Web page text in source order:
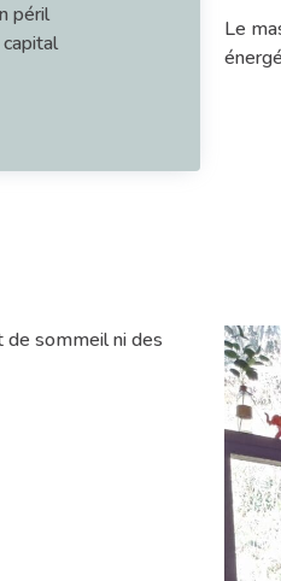
péril
Le
de sommeil ni des